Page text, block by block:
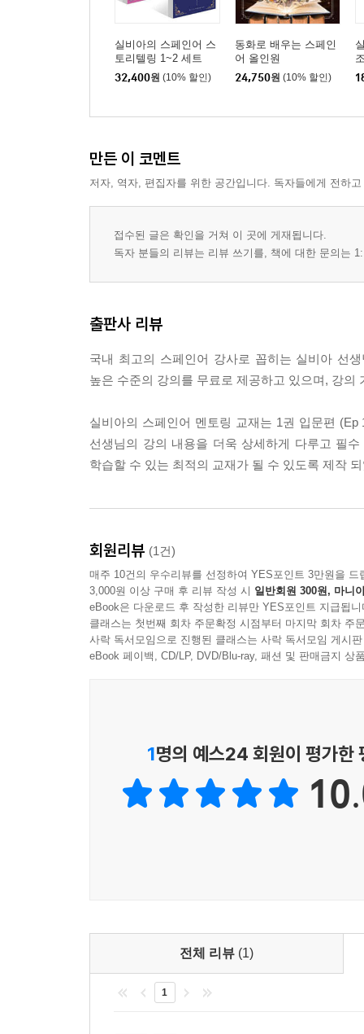
실비아의 스페인어 스
토리텔링 1~2 세트
32,400원 (10% 할인)
동화로 배우는 스페인
어 올인원
24,750원 (10% 할인)
만든 이 코멘트
저자, 역자, 편집자를 위한 공간입니다. 독자들에게 전하
접수된 글은 확인을 거쳐 이 곳에 게재됩니다.
독자 분들의 리뷰는 리뷰 쓰기를, 책에 대한 문의는
출판사 리뷰
국내 최고의 스페인어 강사로 꼽히는 실비아 선
높은 수준의 강의를 무료로 제공하고 있으며, 강
실비아의 스페인어 멘토링 교재는 1권 입문편
선생님의 강의 내용을 더욱 상세하게 다루고 필
학습할 수 있는 최적의 교재가 될 수 있도록 제작
회원리뷰 (1건)
매주 10건의 우수리뷰를 선정하여 YES포인트 3만원을 드
3,000원 이상 구매 후 리뷰 작성 시 일반회원 300원, 마니
eBook은 다운로드 후 작성한 리뷰만 YES포인트 지급됩니
클래스는 첫번째 회차 주문확정 시점부터 마지막 회차 주
사락 독서모임으로 진행된 클래스는 사락 독서모임 게시
eBook 페이백, CD/LP, DVD/Blu-ray, 패션 및 판매금지 상
1명의 예스24 회원이 평가한
전체 리뷰 (1)
1